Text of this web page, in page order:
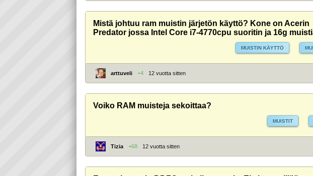
Mistä johtuu ram muistin järjetön käyttö? Kone on Acerin
Predator jossa Intel Core i7-4770cpu suoritin ja 16g
MUISTIN KÄYTTÖ
arttuveli +4 12 vuotta sitten
Voiko RAM muisteja sekoittaa?
MUISTIT
Tizia +68 12 vuotta sitten